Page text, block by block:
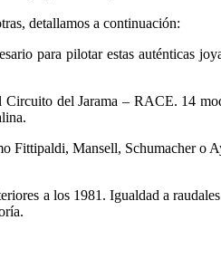
detallamos a continuación:
para pilotar estas auténticas
del Jarama – RACE. 14
Fittipaldi, Mansell, Schumacher o
a los 1981. Igualdad a